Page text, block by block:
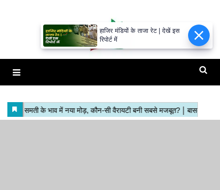
हाजिर मंडियों के ताजा रेट | देखें इस
रिपोर्ट में